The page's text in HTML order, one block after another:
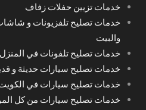
خدمات تزيين حفلات زفاف
خدمات تصليح تلفزيونات و
والبيت
خدمات تصليح تلفونات في
خدمات تصليح سيارات حديثة و قديمة
خدمات تصليح سيارات في
خدمات تصليح سيارات من كل